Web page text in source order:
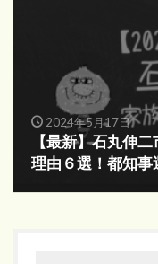
2024年5月17日
【最新】石丸伸
理由６選！都知事